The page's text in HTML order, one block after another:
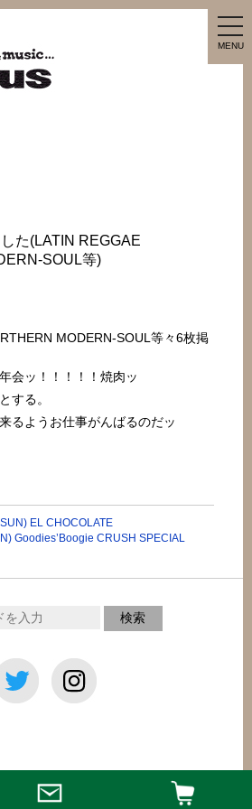
MENU
た(LATIN REGGAE
SOUL等)
MODERN-SOUL等々6枚掲
会ッ！！！！！焼肉ッ
する。
るようお仕事がんばるのだッ
EL CHOCOLATE
Goodies’Boogie CRUSH SPECIAL